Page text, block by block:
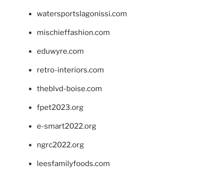
watersportslagonissi.com
mischieffashion.com
eduwyre.com
retro-interiors.com
theblvd-boise.com
fpet2023.org
e-smart2022.org
ngrc2022.org
leesfamilyfoods.com